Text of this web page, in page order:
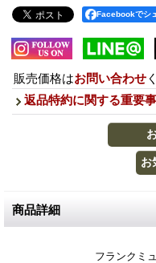
Facebookでシ
販売価格はお問い合わせ
返品特約に関する重要
商品詳細
フランクミ